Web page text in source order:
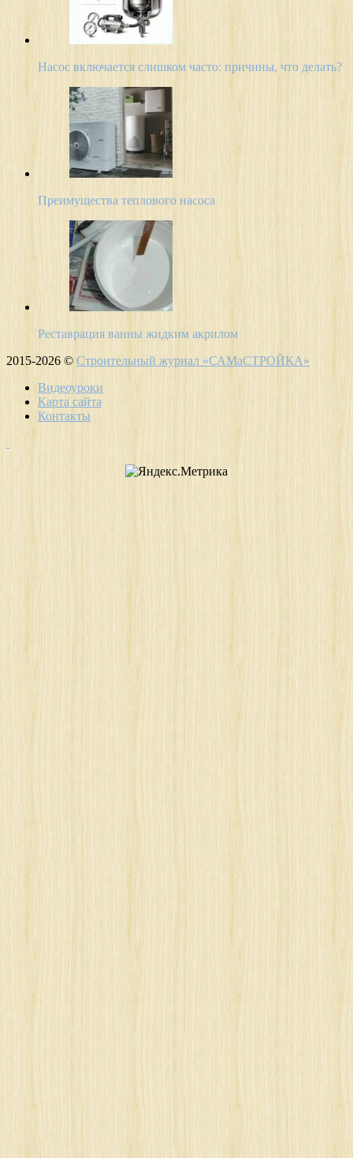
Насос включается слишком часто: причины, что делать?
Преимущества теплового насоса
Реставрация ванны жидким акрилом
2015-2026 © Строительный журнал «САМаСТРОЙКА»
Видеоуроки
Карта сайта
Контакты